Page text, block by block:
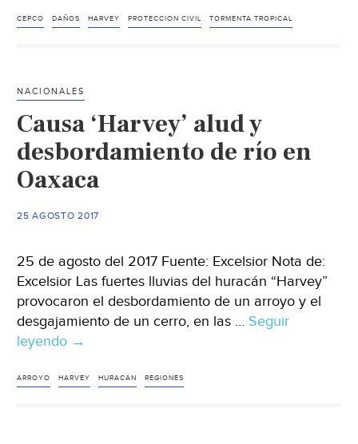
fuertes
Oaxaca
CEPCO DAÑOS HARVEY PROTECCION CIVIL TORMENTA TROPICAL
NACIONALES
Causa ‘Harvey’ alud y
desbordamiento de río en
Oaxaca
25 AGOSTO 2017
25 de agosto del 2017 Fuente: Excelsior Nota de:
Excelsior Las fuertes lluvias del huracán “Harvey”
provocaron el desbordamiento de un arroyo y el
desgajamiento de un cerro, en las … Seguir
leyendo Causa
alud
→
ARROYO HARVEY HURACÁN REGIONES